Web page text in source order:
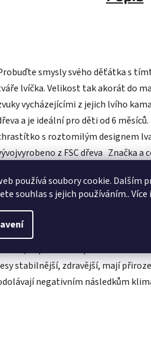
používá soubory cookie. Dalším
souhlas s jejich používáním..
smysly svého děťátka s
lvíčka. Velikost tak akorát do
vycházejícími z jejich lvího
a je ideální pro děti od 6
s roztomilým designem
z FSC dřeva Značka
nelegálně a pochází z lesů
blízkým způsobem, ve kterém
environmentální a sociální požadavky.
znamená, že svým nákupem
odpovědné či přírodě blízké
stabilnější, zdravější, mají
negativním následkům